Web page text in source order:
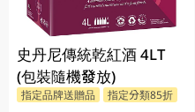
史丹尼傳統乾紅酒 4LT
(包裝隨機發放)
指定品牌送贈品 指定分類85折